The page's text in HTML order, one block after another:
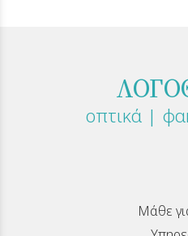
οπτικά |
Μάθε